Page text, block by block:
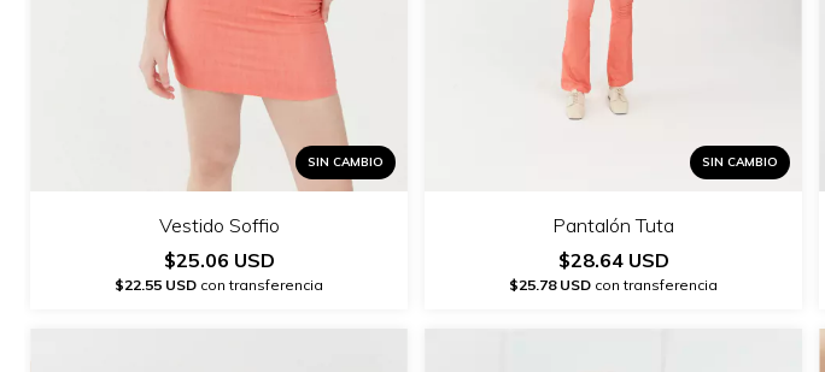
SIN CAMBIO
Vestido Soffio
$25.06 USD
$22.55 USD con transferencia
SIN CAMBIO
Pantalón Tuta
$28.64 USD
$25.78 USD con transferencia